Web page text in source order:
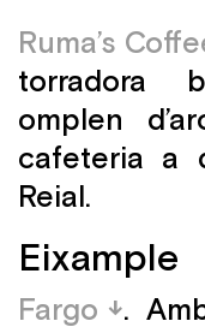
Ruma’s
torradora
omplen
cafeteria a
Reial.
Eixample
Fargo
.